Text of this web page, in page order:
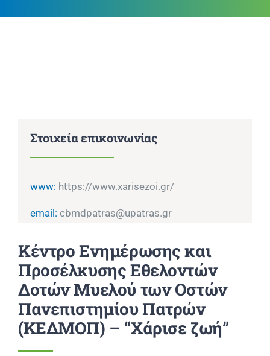
Στοιχεία επικοινωνίας
www: https://www.xarisezoi.gr/
email: cbmdpatras@upatras.gr
Κέντρο Ενημέρωσης και
Προσέλκυσης Εθελοντών
Δοτών Μυελού των Οστών
Πανεπιστημίου Πατρών
(ΚΕΔΜΟΠ) – “Χάρισε ζωή”